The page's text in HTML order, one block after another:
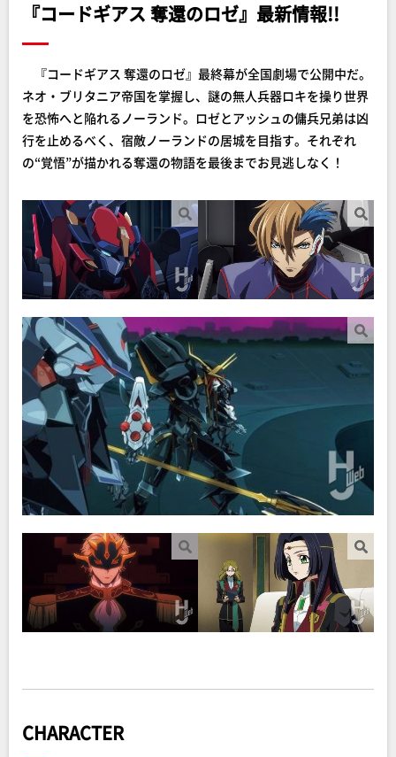
『コードギアス 奪還のロゼ』最新情報!!
『コードギアス 奪還のロゼ』最終幕が全国劇場で公開中だ。
ネオ・ブリタニア帝国を掌握し、謎の無人兵器ロキを操り世界
を恐怖へと陥れるノーランド。ロゼとアッシュの傭兵兄弟は凶
行を止めるべく、宿敵ノーランドの居城を目指す。それぞれ
の“覚悟”が描かれる奪還の物語を最後までお見逃しなく！
CHARACTER